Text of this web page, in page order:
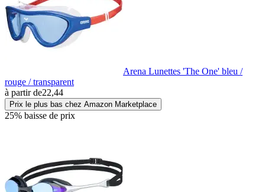
Arena Lunettes 'The One' bleu /
rouge / transparent
à partir de22,44
Prix le plus bas chez Amazon Marketplace
25% baisse de prix